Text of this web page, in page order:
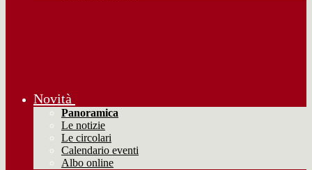
Novità
Panoramica
Le notizie
Le circolari
Calendario eventi
Albo online